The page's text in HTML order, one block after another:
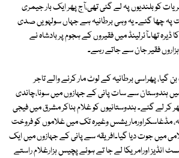
بلندیوں پہ لے گئی تھی،آج پھر ایک بار جیمری
پہ چھا گئے۔ یہ وہی برطانیہ ہے جہاں سولہویں صدی
ڈیرہ تھا۔آئرلینڈ میں فقیروں کے ہجوم پر بادشاہ نے
ہزاروں فقیر جان سے جاتے رہے۔
پھراسی برطانیہ کے لوٹ مار کرنے والے تاجر
ہندوستان سے سات پانی کے جہازوں میں سونا،چاندی
کر لے گئے۔ ہندوستانیوں کو غلام بناکر مشرق میں فیجی
مڈغاسکراورماریشس وغیرہ تک میں غلاموں کو فروخت
میں جوت دیا گیا۔افریقہ سے پانی کے جہازوں میں ایک
انڈیز اورامریکا لے جا تے ہوئے پچیس ہزارغلام راستے